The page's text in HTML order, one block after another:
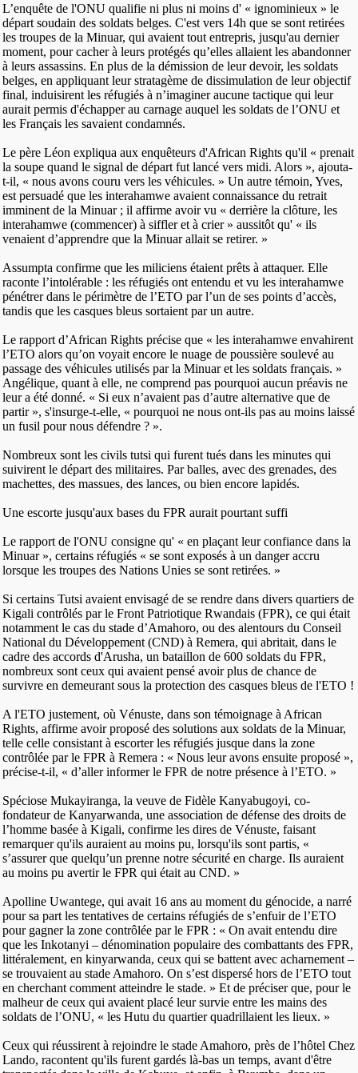
L’enquête de l'ONU qualifie ni plus ni moins d' « ignominieux » le
départ soudain des soldats belges. C'est vers 14h que se sont retirées
les troupes de la Minuar, qui avaient tout entrepris, jusqu'au dernier
moment, pour cacher à leurs protégés qu’elles allaient les abandonner
à leurs assassins. En plus de la démission de leur devoir, les soldats
belges, en appliquant leur stratagème de dissimulation de leur objectif
final, induisirent les réfugiés à n’imaginer aucune tactique qui leur
aurait permis d'échapper au carnage auquel les soldats de l’ONU et
les Français les savaient condamnés.
Le père Léon expliqua aux enquêteurs d'African Rights qu'il « prenait
la soupe quand le signal de départ fut lancé vers midi. Alors », ajouta-
t-il, « nous avons couru vers les véhicules. » Un autre témoin, Yves,
est persuadé que les interahamwe avaient connaissance du retrait
imminent de la Minuar ; il affirme avoir vu « derrière la clôture, les
interahamwe (commencer) à siffler et à crier » aussitôt qu' « ils
venaient d’apprendre que la Minuar allait se retirer. »
Assumpta confirme que les miliciens étaient prêts à attaquer. Elle
raconte l’intolérable : les réfugiés ont entendu et vu les interahamwe
pénétrer dans le périmètre de l’ETO par l’un de ses points d’accès,
tandis que les casques bleus sortaient par un autre.
Le rapport d’African Rights précise que « les interahamwe envahirent
l’ETO alors qu’on voyait encore le nuage de poussière soulevé au
passage des véhicules utilisés par la Minuar et les soldats français. »
Angélique, quant à elle, ne comprend pas pourquoi aucun préavis ne
leur a été donné. « Si eux n’avaient pas d’autre alternative que de
partir », s'insurge-t-elle, « pourquoi ne nous ont-ils pas au moins laissé
un fusil pour nous défendre ? ».
Nombreux sont les civils tutsi qui furent tués dans les minutes qui
suivirent le départ des militaires. Par balles, avec des grenades, des
machettes, des massues, des lances, ou bien encore lapidés.
Une escorte jusqu'aux bases du FPR aurait pourtant suffi
Le rapport de l'ONU consigne qu' « en plaçant leur confiance dans la
Minuar », certains réfugiés « se sont exposés à un danger accru
lorsque les troupes des Nations Unies se sont retirées. »
Si certains Tutsi avaient envisagé de se rendre dans divers quartiers de
Kigali contrôlés par le Front Patriotique Rwandais (FPR), ce qui était
notamment le cas du stade d’Amahoro, ou des alentours du Conseil
National du Développement (CND) à Remera, qui abritait, dans le
cadre des accords d'Arusha, un bataillon de 600 soldats du FPR,
nombreux sont ceux qui avaient pensé avoir plus de chance de
survivre en demeurant sous la protection des casques bleus de l'ETO !
A l'ETO justement, où Vénuste, dans son témoignage à African
Rights, affirme avoir proposé des solutions aux soldats de la Minuar,
telle celle consistant à escorter les réfugiés jusque dans la zone
contrôlée par le FPR à Remera : « Nous leur avons ensuite proposé »,
précise-t-il, « d’aller informer le FPR de notre présence à l’ETO. »
Spéciose Mukayiranga, la veuve de Fidèle Kanyabugoyi, co-
fondateur de Kanyarwanda, une association de défense des droits de
l’homme basée à Kigali, confirme les dires de Vénuste, faisant
remarquer qu'ils auraient au moins pu, lorsqu'ils sont partis, «
s’assurer que quelqu’un prenne notre sécurité en charge. Ils auraient
au moins pu avertir le FPR qui était au CND. »
Apolline Uwantege, qui avait 16 ans au moment du génocide, a narré
pour sa part les tentatives de certains réfugiés de s’enfuir de l’ETO
pour gagner la zone contrôlée par le FPR : « On avait entendu dire
que les Inkotanyi – dénomination populaire des combattants des FPR,
littéralement, en kinyarwanda, ceux qui se battent avec acharnement –
se trouvaient au stade Amahoro. On s’est dispersé hors de l’ETO tout
en cherchant comment atteindre le stade. » Et de préciser que, pour le
malheur de ceux qui avaient placé leur survie entre les mains des
soldats de l’ONU, « les Hutu du quartier quadrillaient les lieux. »
Ceux qui réussirent à rejoindre le stade Amahoro, près de l’hôtel Chez
Lando, racontent qu'ils furent gardés là-bas un temps, avant d'être